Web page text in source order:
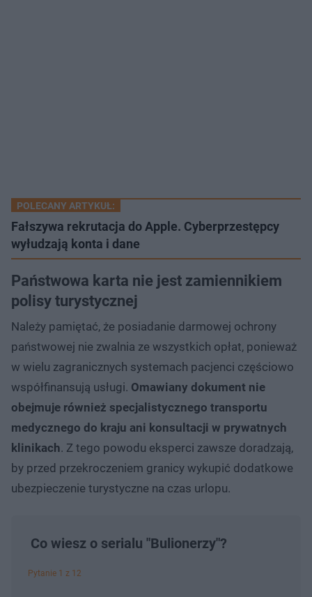
POLECANY ARTYKUŁ:
Fałszywa rekrutacja do Apple. Cyberprzestępcy
wyłudzają konta i dane
Państwowa karta nie jest zamiennikiem
polisy turystycznej
Należy pamiętać, że posiadanie darmowej ochrony
państwowej nie zwalnia ze wszystkich opłat, ponieważ
w wielu zagranicznych systemach pacjenci częściowo
współfinansują usługi. Omawiany dokument nie
obejmuje również specjalistycznego transportu
medycznego do kraju ani konsultacji w prywatnych
klinikach. Z tego powodu eksperci zawsze doradzają,
by przed przekroczeniem granicy wykupić dodatkowe
ubezpieczenie turystyczne na czas urlopu.
Co wiesz o serialu "Bulionerzy"?
Pytanie 1 z 12